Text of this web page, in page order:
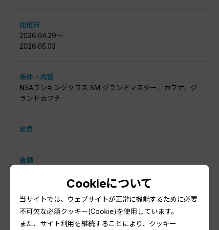
開催日
2026.04.29〜
2026.05.03
条件・内容
NSAランキングクラス SM グランドマスター、カフナ、グ
ランドカフナ
定員
金額
申込期間
2026.01.25 00:00:00〜
2026.02.08 23:59:59
Cookieについて
当サイトでは、ウェブサイトが正常に機能するために必要
不可欠な必須クッキー(Cookie)を使用しています。
また、サイト利用を継続することにより、クッキー